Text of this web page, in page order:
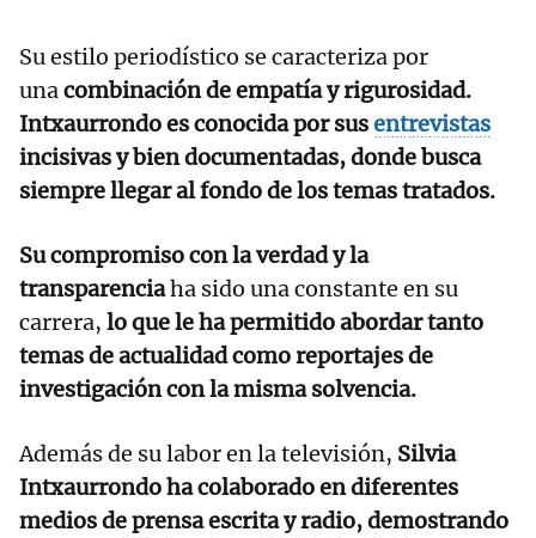
Su estilo periodístico se caracteriza por
unacombinación de empatía y rigurosidad.
Intxaurrondo es conocida por susentrevistas
incisivas y bien documentadas, donde busca
siempre llegar al fondo de los temas tratados.
Su compromiso con la verdad y la
transparenciaha sido una constante en su
carrera, lo que le ha permitido abordar tanto
temas de actualidad como reportajes de
investigación con la misma solvencia.
Además de su labor en la televisión, Silvia
Intxaurrondo ha colaborado en diferentes
medios de prensa escrita y radio, demostrando